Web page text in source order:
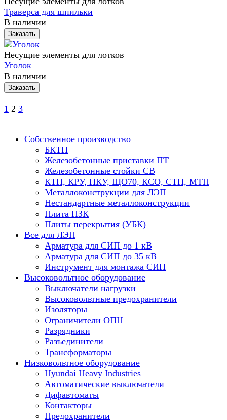
Траверса для шпильки
В наличии
Заказать
Несущие элементы для лотков
Уголок
В наличии
Заказать
1 2 3
Собственное производство
БКТП
Железобетонные приставки ПТ
Железобетонные стойки СВ
КТП, КРУ, ПКУ, ЩО70, КСО, СТП, МТП
Металлоконструкции для ЛЭП
Нестандартные металлоконструкции
Плита ПЗК
Плиты перекрытия (УБК)
Все для ЛЭП
Арматура для СИП до 1 кВ
Арматура для СИП до 35 кВ
Инструмент для монтажа СИП
Высоковольтное оборудование
Выключатели нагрузки
Высоковольтные предохранители
Изоляторы
Ограничители ОПН
Разрядники
Разъединители
Трансформаторы
Низковольтное оборудование
Hyundai Heavy Industries
Автоматические выключатели
Дифавтоматы
Контакторы
Предохранители